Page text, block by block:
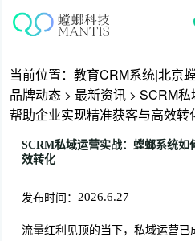
当前位置： 教育CRM系统|北京
品牌动态 > 最新资讯 > SCRM私
帮助企业实现精准获客与高效转
SCRM私域运营实战：螳螂系统如
效转化
发布时间： 2026.6.27
流量红利见顶的当下，私域运营